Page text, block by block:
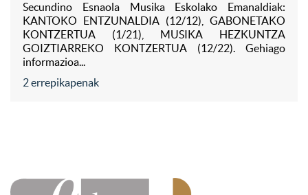
Secundino Esnaola Musika Eskolako Emanaldiak:
KANTOKO ENTZUNALDIA (12/12), GABONETAKO
KONTZERTUA (1/21), MUSIKA HEZKUNTZA
GOIZTIARREKO KONTZERTUA (12/22). Gehiago
informazioa...
2 errepikapenak